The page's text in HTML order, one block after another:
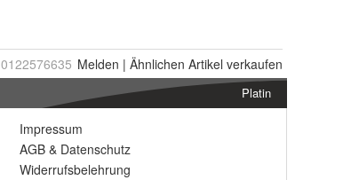
0122576635 Melden | Ähnlichen Artikel verkaufen
Platin
Impressum
AGB & Datenschutz
Widerrufsbelehrung